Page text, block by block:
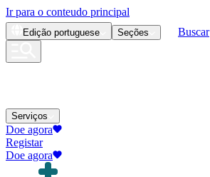
Ir para o conteudo principal
Edição portuguese Seções Buscar
Serviços
Doe agora
Registar
Doe agora